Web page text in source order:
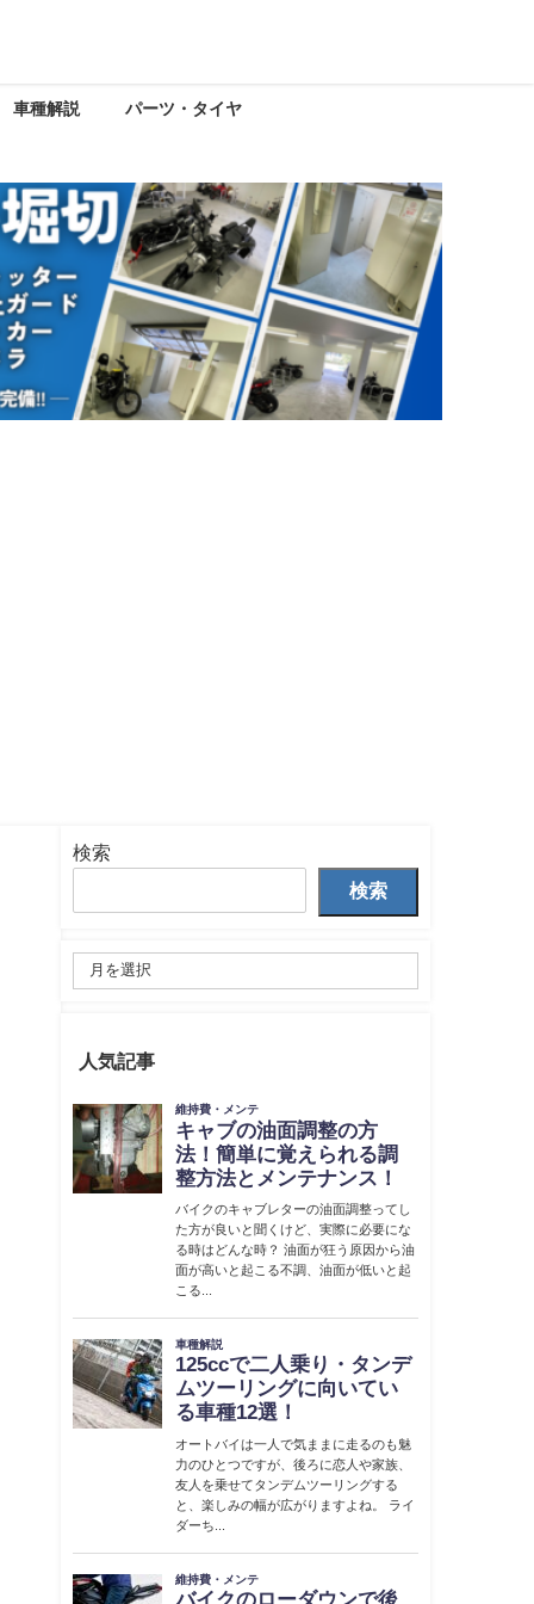
車種解説 パーツ・タイヤ
検索
検索
人気記事